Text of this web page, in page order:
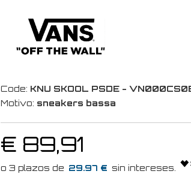
Code: KNU SKOOL PSDE -
Motivo: sneakers bassa
€ 89,91
29.97 €